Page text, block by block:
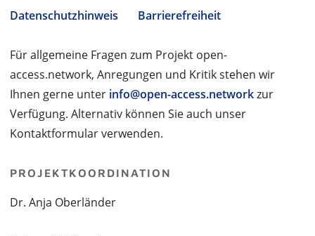
Datenschutzhinweis
Barrierefreiheit
Für allgemeine Fragen zum Projekt open-
access.network, Anregungen und Kritik stehen wir
Ihnen gerne unter info@open-access.networkzur
Verfügung. Alternativ können Sie auch unser
Kontaktformular verwenden.
PROJEKTKOORDINATION
Dr. Anja Oberländer